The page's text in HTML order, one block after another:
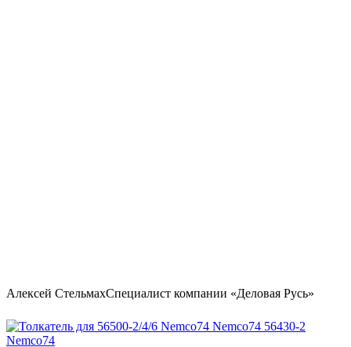
Алексей СтельмахСпециалист компании «Деловая Русь»